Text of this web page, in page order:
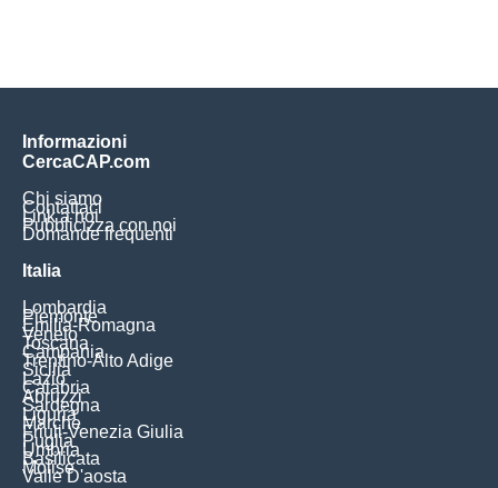
Informazioni
CercaCAP.com
Chi siamo
Contattaci
Link a noi
Pubblicizza con noi
Domande frequenti
Italia
Lombardia
Piemonte
Emilia-Romagna
Veneto
Toscana
Campania
Trentino-Alto Adige
Sicilia
Lazio
Calabria
Abruzzi
Sardegna
Liguria
Marche
Friuli-Venezia Giulia
Puglia
Umbria
Basilicata
Molise
Valle D'aosta